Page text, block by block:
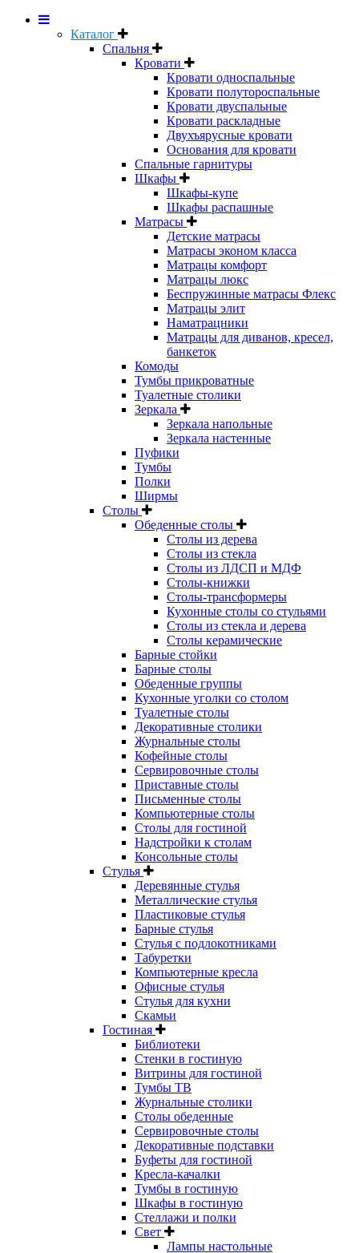
Каталог
Спальня
Кровати
Кровати односпальные
Кровати полутороспальные
Кровати двуспальные
Кровати раскладные
Двухъярусные кровати
Основания для кровати
Спальные гарнитуры
Шкафы
Шкафы-купе
Шкафы распашные
Матрасы
Детские матрасы
Матрасы эконом класса
Матрацы комфорт
Матрацы люкс
Беспружинные матрасы Флекс
Матрацы элит
Наматрацники
Матрацы для диванов, кресел,
банкеток
Комоды
Тумбы прикроватные
Туалетные столики
Зеркала
Зеркала напольные
Зеркала настенные
Пуфики
Тумбы
Полки
Ширмы
Столы
Обеденные столы
Столы из дерева
Столы из стекла
Столы из ЛДСП и МДФ
Столы-книжки
Столы-трансформеры
Кухонные столы со стульями
Столы из стекла и дерева
Столы керамические
Барные стойки
Барные столы
Обеденные группы
Кухонные уголки со столом
Туалетные столы
Декоративные столики
Журнальные столы
Кофейные столы
Сервировочные столы
Приставные столы
Письменные столы
Компьютерные столы
Столы для гостиной
Надстройки к столам
Консольные столы
Стулья
Деревянные стулья
Металлические стулья
Пластиковые стулья
Барные стулья
Стулья с подлокотниками
Табуретки
Компьютерные кресла
Офисные стулья
Стулья для кухни
Скамьи
Гостиная
Библиотеки
Стенки в гостиную
Витрины для гостиной
Тумбы ТВ
Журнальные столики
Столы обеденные
Сервировочные столы
Декоративные подставки
Буфеты для гостиной
Кресла-качалки
Тумбы в гостиную
Шкафы в гостиную
Стеллажи и полки
Свет
Лампы настольные